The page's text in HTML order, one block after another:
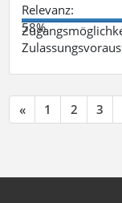
Relevanz:
58%
« 1 2 3